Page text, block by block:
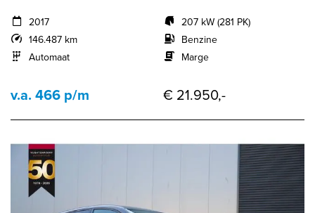
2017
146.487 km
Automaat
207 kW (281 PK)
Benzine
Marge
v.a. 466 p/m € 21.950,-